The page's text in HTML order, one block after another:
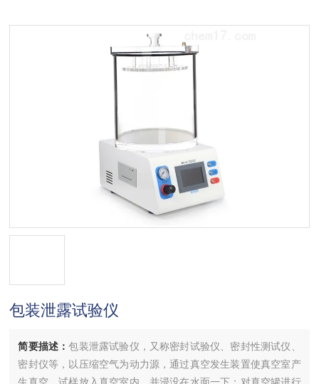
包装泄露试验仪
简要描述：包装泄露试验仪，又称密封试验仪、密封性测试仪、
密封仪等，以压缩空气为动力源，通过真空发生装置使真空室产